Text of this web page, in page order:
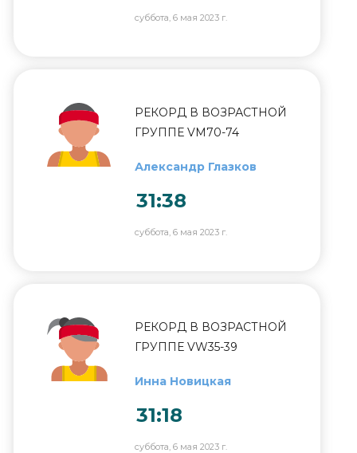
суббота, 6 мая 2023 г.
РЕКОРД В ВОЗРАСТНОЙ
ГРУППЕ VM70-74
Александр Глазков
31:38
суббота, 6 мая 2023 г.
РЕКОРД В ВОЗРАСТНОЙ
ГРУППЕ VW35-39
Инна Новицкая
31:18
суббота, 6 мая 2023 г.